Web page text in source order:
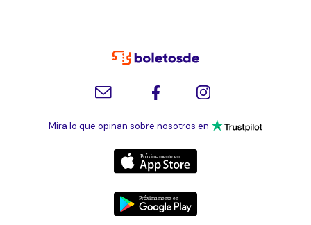
Mira lo que opinan sobre nosotros en